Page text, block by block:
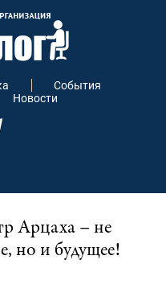
События
Новости
Арцаха – не
но и будущее!